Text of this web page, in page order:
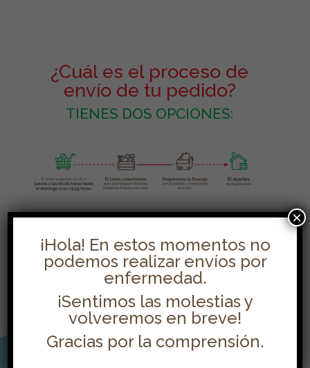
¿Cuál es el proceso de
envío de tu pedido?
TIENES DOS OPCIONES:
¡Hola! En estos momentos no
podemos realizar envíos por
enfermedad.
¡Sentimos las molestias y
volveremos en breve!
Gracias por la comprensión.
×